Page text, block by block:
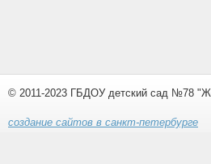
© 2011-2023 ГБДОУ детский сад №78
создание сайтов в санкт-петербурге